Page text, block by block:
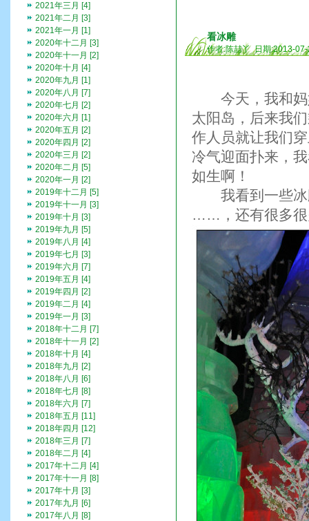
看冰雕
作者:陈喆丫 日期:2013-
今天，我和妈
太阳岛，后来我
作人员就让我们
冷气迎面扑来，
如生啊！
我看到一些冰
……，还有很多很
2021年三月 [4]
2021年二月 [3]
2021年一月 [1]
2020年十二月 [3]
2020年十一月 [2]
2020年十月 [4]
2020年九月 [1]
2020年八月 [7]
2020年七月 [2]
2020年六月 [1]
2020年五月 [2]
2020年四月 [2]
2020年三月 [2]
2020年二月 [5]
2020年一月 [2]
2019年十二月 [5]
2019年十一月 [3]
2019年十月 [3]
2019年九月 [5]
2019年八月 [4]
2019年七月 [3]
2019年六月 [7]
2019年五月 [4]
2019年四月 [2]
2019年二月 [4]
2019年一月 [3]
2018年十二月 [7]
2018年十一月 [2]
2018年十月 [4]
2018年九月 [2]
2018年八月 [6]
2018年七月 [8]
2018年六月 [7]
2018年五月 [11]
2018年四月 [12]
2018年三月 [7]
2018年二月 [4]
2017年十二月 [4]
2017年十一月 [8]
2017年十月 [3]
2017年九月 [6]
2017年八月 [8]